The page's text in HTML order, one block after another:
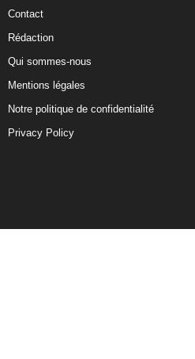
Contact
Rédaction
Qui sommes-nous
Mentions légales
Notre politique de confidentialité
Privacy Policy